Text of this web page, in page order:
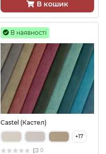
В кошик
В наявності
Castel (Кастел)
+17
0